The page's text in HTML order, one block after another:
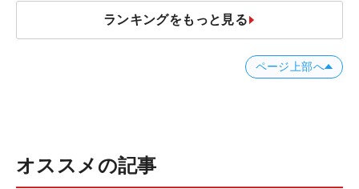
ランキングをもっと見る
ページ上部へ
オススメの記事